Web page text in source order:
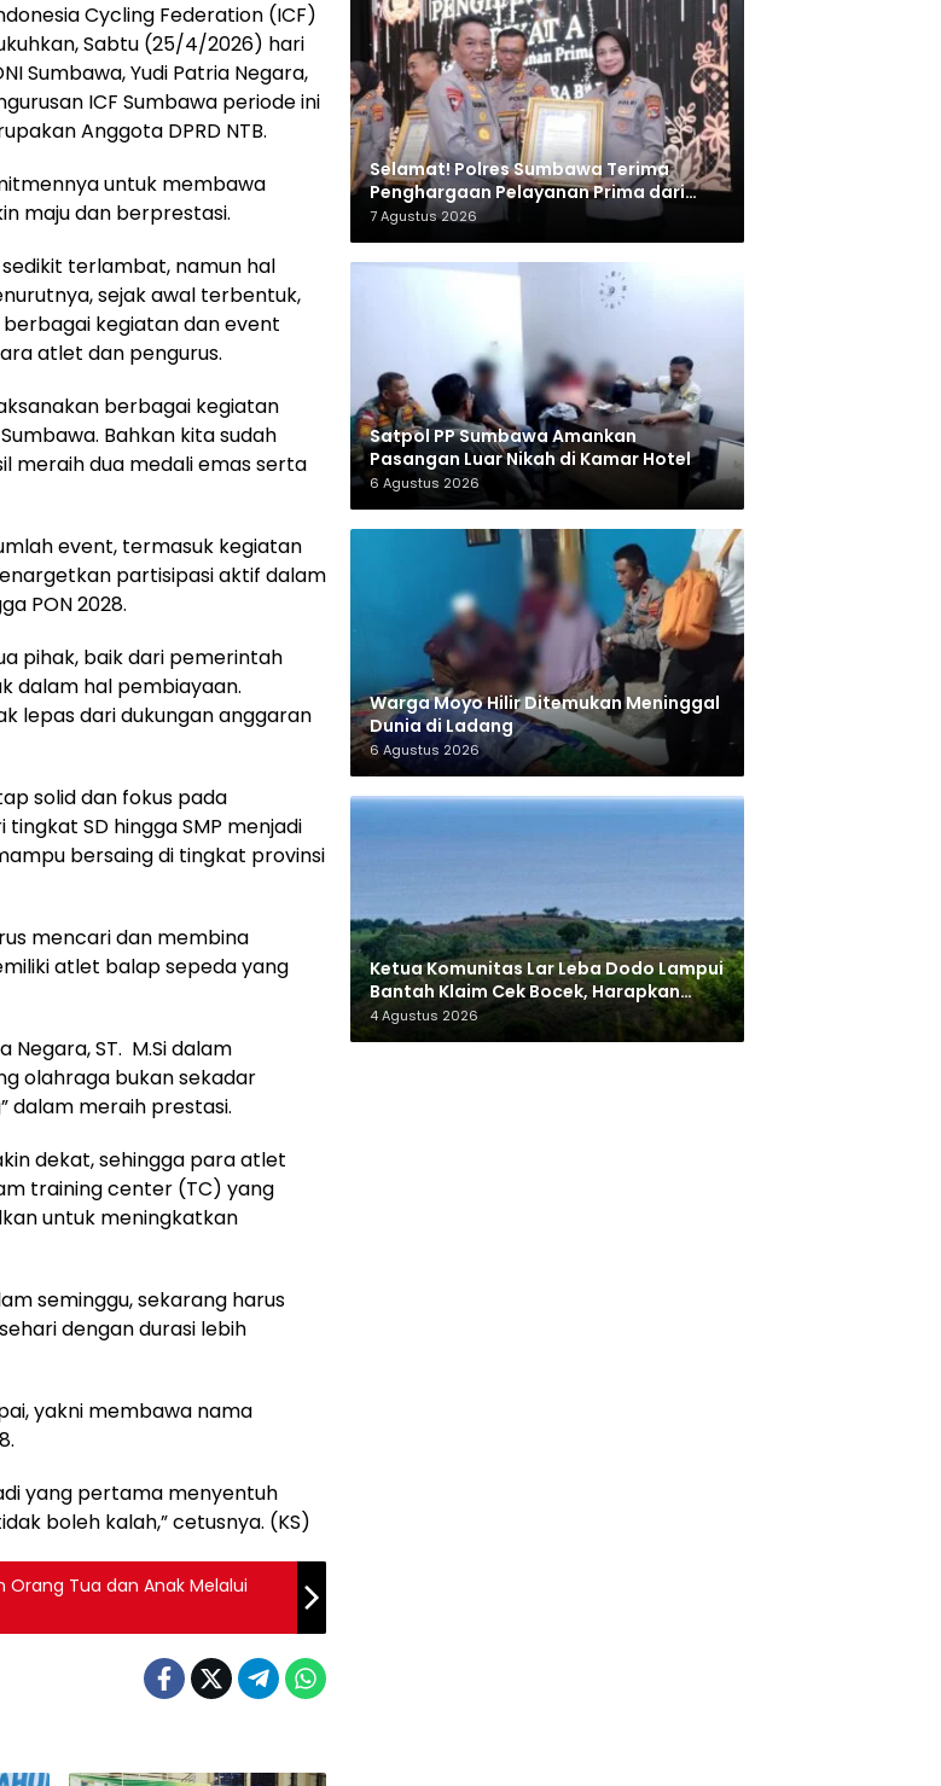
Cycling Federation (ICF)
Sabtu (25/4/2026) hari
Sumbawa, Yudi Patria Negara,
ICF Sumbawa periode ini
Anggota DPRD NTB.
untuk membawa
maju dan berprestasi.
terlambat, namun hal
sejak awal terbentuk,
berbagai kegiatan dan event
atlet dan pengurus.
berbagai kegiatan
Bahkan kita sudah
meraih dua medali emas serta
event, termasuk kegiatan
partisipasi aktif dalam
PON 2028.
pihak, baik dari pemerintah
dalam hal pembiayaan.
lepas dari dukungan anggaran
solid dan fokus pada
SD hingga SMP menjadi
bersaing di tingkat provinsi
mencari dan membina
atlet balap sepeda yang
Negara, ST. M.Si dalam
olahraga bukan sekadar
dalam meraih prestasi.
dekat, sehingga para atlet
training center (TC) yang
untuk meningkatkan
seminggu, sekarang harus
dengan durasi lebih
yakni membawa nama
yang pertama menyentuh
boleh kalah,” cetusnya. (KS)
Orang Tua dan Anak Melalui
Selamat! Polres Sumbawa Terima
Penghargaan Pelayanan Prima dari
Kapolri
7 Agustus 2026
Satpol PP Sumbawa Amankan
Pasangan Luar Nikah di Kamar Hotel
6 Agustus 2026
Warga Moyo Hilir Ditemukan Meninggal
Dunia di Ladang
6 Agustus 2026
Ketua Komunitas Lar Leba Dodo Lampui
Bantah Klaim Cek Bocek, Harapkan
AMMAN Beri Akses ke Makam Leluhur
4 Agustus 2026